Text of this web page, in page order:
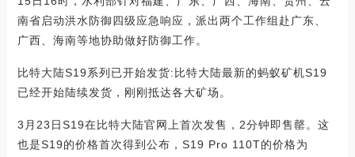
南省启动洪水防御四级应急响应，派出两个工作组赴广东、
广西、海南等地协助做好防御工作。
比特大陆S19系列已开始发货:比特大陆最新的蚂蚁矿机S19
已经开始陆续发货，刚刚抵达各大矿场。
3月23日S19在比特大陆官网上首次发售，2分钟即售罄。这
也是S19的价格首次得到公布，S19 Pro 110T的价格为